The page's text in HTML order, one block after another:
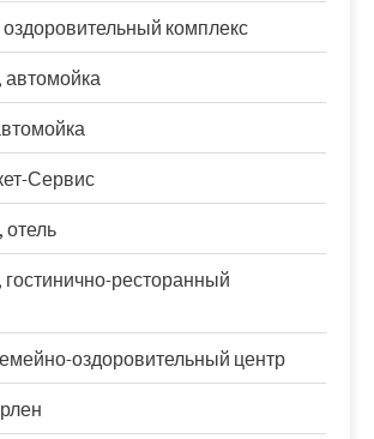
комплекс
автомойка
Сервис
отель
ресторанный
оздоровительный центр